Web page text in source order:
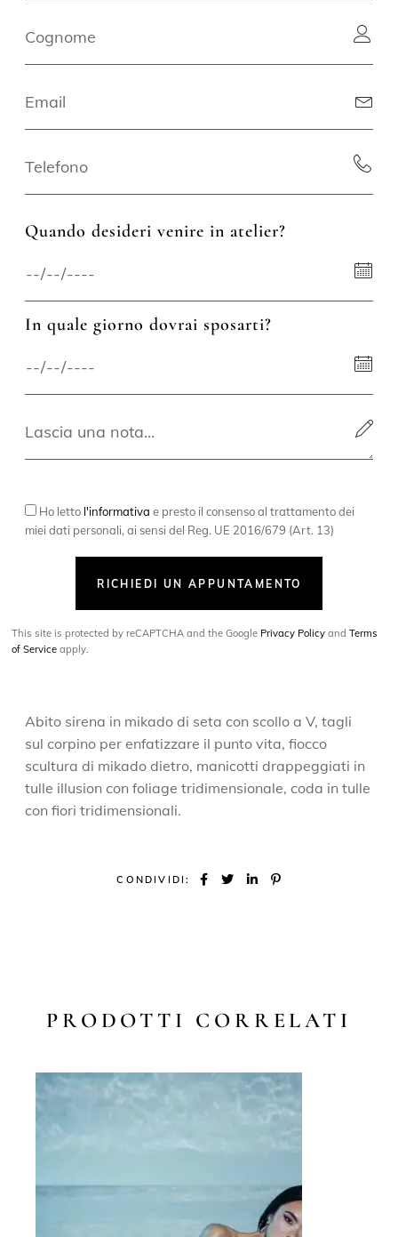
Quando desideri venire in atelier?
In quale giorno dovrai sposarti?
Ho letto l'informativa e presto il consenso al trattamento dei
miei dati personali, ai sensi del Reg. UE 2016/679 (Art. 13)
RICHIEDI UN APPUNTAMENTO
This site is protected by reCAPTCHA and the Google Privacy Policy andTerms
of Service apply.
Abito sirena in mikado di seta con scollo a V, tagli
sul corpino per enfatizzare il punto vita, fiocco
scultura di mikado dietro, manicotti drappeggiati in
tulle illusion con foliage tridimensionale, coda in tulle
con fiori tridimensionali.
CONDIVIDI:
PRODOTTI CORRELATI